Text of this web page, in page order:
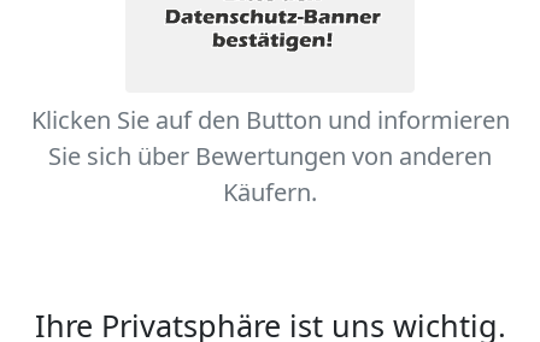
Klicken Sie auf den Button und informieren
Sie sich über Bewertungen von anderen
Käufern.
Ihre Privatsphäre ist uns wichtig.